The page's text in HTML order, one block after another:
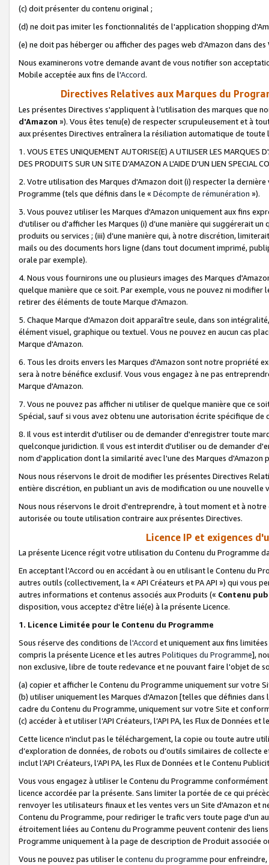
(c) doit présenter du contenu original ;
(d) ne doit pas imiter les fonctionnalités de l'application shopping
(e) ne doit pas héberger ou afficher des pages web d'Amazon dans
Nous examinerons votre demande avant de vous notifier son
Mobile acceptée aux fins de l'Accord.
Directives Relatives aux Marques du
Les présentes Directives s'appliquent à l'utilisation des marques que
d'Amazon »). Vous êtes tenu(e) de respecter scrupuleusement et à
aux présentes Directives entraînera la résiliation automatique de
1. VOUS ETES UNIQUEMENT AUTORISE(E) A UTILISER LES MARQUES
DES PRODUITS SUR UN SITE D'AMAZON A L'AIDE D'UN LIEN SPECIAL
2. Votre utilisation des Marques d'Amazon doit (i) respecter la
Programme (tels que définis dans le « Décompte de rémunération »).
3. Vous pouvez utiliser les Marques d'Amazon uniquement aux fins
d'utiliser ou d'afficher les Marques (i) d’une manière qui suggérerait
produits ou services ; (iii) d’une manière qui, à notre discrétion,
mails ou des documents hors ligne (dans tout document imprimé,
orale par exemple).
4. Nous vous fournirons une ou plusieurs images des Marques
quelque manière que ce soit. Par exemple, vous ne pouvez ni
retirer des éléments de toute Marque d'Amazon.
5. Chaque Marque d'Amazon doit apparaître seule, dans son
élément visuel, graphique ou textuel. Vous ne pouvez en aucun cas
Marque d'Amazon.
6. Tous les droits envers les Marques d'Amazon sont notre propriété
sera à notre bénéfice exclusif. Vous vous engagez à ne pas
Marque d'Amazon.
7. Vous ne pouvez pas afficher ni utiliser de quelque manière que ce
Spécial, sauf si vous avez obtenu une autorisation écrite spécifique de
8. Il vous est interdit d'utiliser ou de demander d'enregistrer toute
quelconque juridiction. Il vous est interdit d'utiliser ou de demander
nom d'application dont la similarité avec l'une des Marques
Nous nous réservons le droit de modifier les présentes Directives
entière discrétion, en publiant un avis de modification ou une nouvelle
Nous nous réservons le droit d'entreprendre, à tout moment et à
autorisée ou toute utilisation contraire aux présentes Directives.
Licence IP et exigences
La présente Licence régit votre utilisation du Contenu du Programme
En acceptant l'Accord ou en accédant à ou en utilisant le Contenu du
autres outils (collectivement, la « API Créateurs et PA API ») qui vous
autres informations et contenus associés aux Produits (« Contenu
disposition, vous acceptez d'être lié(e) à la présente Licence.
1. Licence Limitée pour le Contenu du Programme
Sous réserve des conditions de l'Accord et uniquement aux fins
compris la présente Licence et les autres Politiques du Programme],
non exclusive, libre de toute redevance et ne pouvant faire l'objet de
(a) copier et afficher le Contenu du Programme uniquement sur votre
(b) utiliser uniquement les Marques d'Amazon [telles que définies dans
cadre du Contenu du Programme, uniquement sur votre Site et
(c) accéder à et utiliser l’API Créateurs, l’API PA, les Flux de Données
Cette licence n'inclut pas le téléchargement, la copie ou toute autre
d’exploration de données, de robots ou d’outils similaires de
inclut l’API Créateurs, l’API PA, les Flux de Données et le Contenu
Vous vous engagez à utiliser le Contenu du Programme
licence accordée par la présente. Sans limiter la portée de ce qui
renvoyer les utilisateurs finaux et les ventes vers un Site d'Amazon et
Contenu du Programme, pour rediriger le trafic vers toute page d'un
étroitement liées au Contenu du Programme peuvent contenir des
Programme uniquement à la page de description de Produit associée
Vous ne pouvez pas utiliser le contenu du programme pour